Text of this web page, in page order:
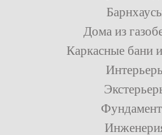
Дома из
Каркасные бани